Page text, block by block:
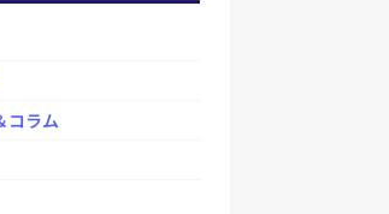
コラム